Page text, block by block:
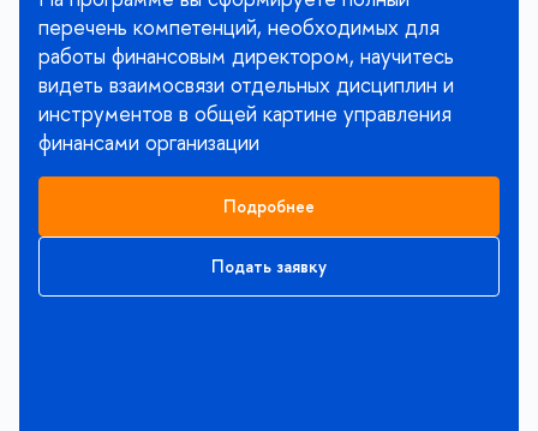
перечень компетенций, необходимых для
работы финансовым директором, научитесь
видеть взаимосвязи отдельных дисциплин и
инструментов в общей картине управления
финансами организации
Подробнее
Подать заявку